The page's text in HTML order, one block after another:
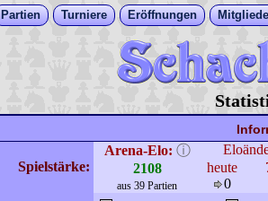
Partien Turniere Eröffnungen
Spielstärke:
Arena-Elo: ⓘ
2108
aus 39 Partien
heute
0